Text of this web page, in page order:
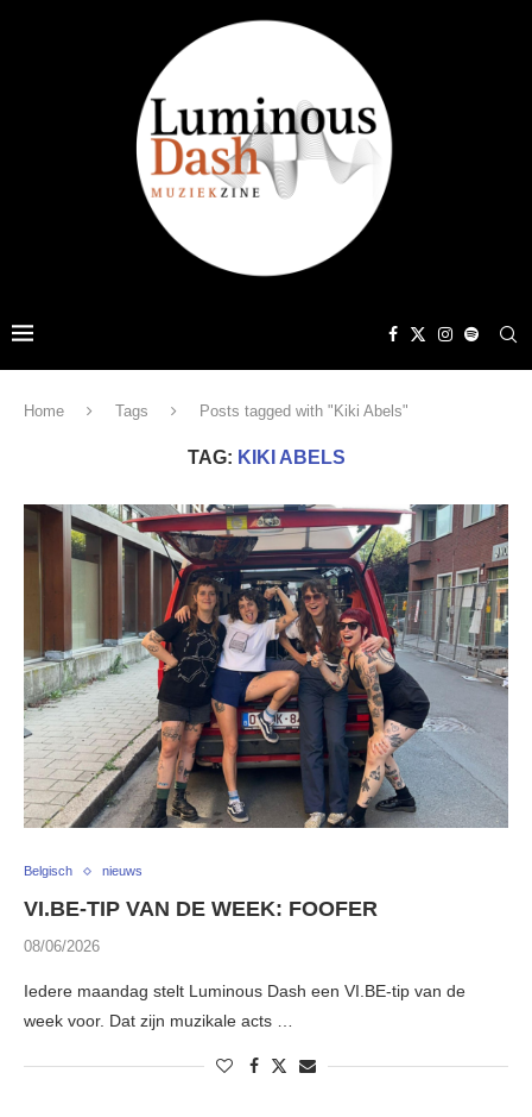
Home Tags Posts tagged with "Kiki Abels"
TAG: KIKI ABELS
Belgisch nieuws
VI.BE-TIP VAN DE WEEK: FOOFER
08/06/2026
Iedere maandag stelt Luminous Dash een VI.BE-tip van de
week voor. Dat zijn muzikale acts …